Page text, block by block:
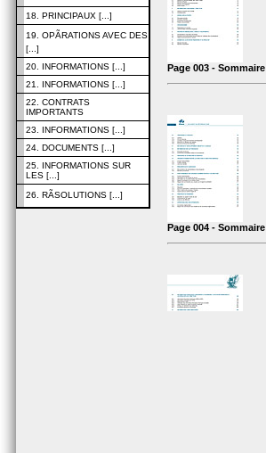
18. PRINCIPAUX [...]
19. OPÃRATIONS AVEC DES
[...]
20. INFORMATIONS [...]
21. INFORMATIONS [...]
22. CONTRATS
IMPORTANTS
23. INFORMATIONS [...]
24. DOCUMENTS [...]
25. INFORMATIONS SUR
LES [...]
26. RÃSOLUTIONS [...]
Page 003 - Sommaire
Page 004 - Sommaire